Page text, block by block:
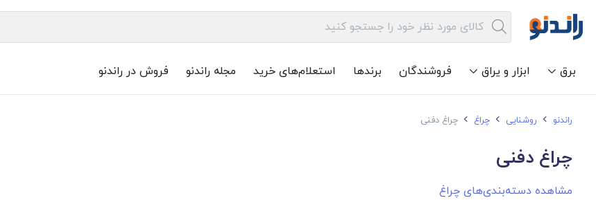
برق ابزار و یراق فروشندگان برندها استعلام‌های خرید مجله راندنو فروش در راندنو
راندنو روشنایی چراغ چراغ دفنی
چراغ دفنی
مشاهده دسته‌بندی‌های چراغ